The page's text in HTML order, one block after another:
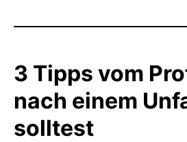
3 Tipps vom
nach einem
solltest